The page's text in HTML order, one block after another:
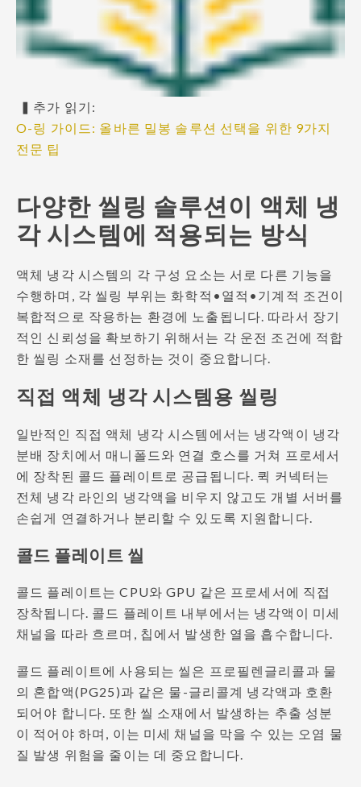
▍추가 읽기:
O-링 가이드: 올바른 밀봉 솔루션 선택을 위한 9가지
전문 팁
다양한 씰링 솔루션이 액체 냉
각 시스템에 적용되는 방식
액체 냉각 시스템의 각 구성 요소는 서로 다른 기능을
수행하며, 각 씰링 부위는 화학적•열적•기계적 조건이
복합적으로 작용하는 환경에 노출됩니다. 따라서 장기
적인 신뢰성을 확보하기 위해서는 각 운전 조건에 적합
한 씰링 소재를 선정하는 것이 중요합니다.
직접 액체 냉각 시스템용 씰링
일반적인 직접 액체 냉각 시스템에서는 냉각액이 냉각
분배 장치에서 매니폴드와 연결 호스를 거쳐 프로세서
에 장착된 콜드 플레이트로 공급됩니다. 퀵 커넥터는
전체 냉각 라인의 냉각액을 비우지 않고도 개별 서버를
손쉽게 연결하거나 분리할 수 있도록 지원합니다.
콜드 플레이트 씰
콜드 플레이트는 CPU와 GPU 같은 프로세서에 직접
장착됩니다. 콜드 플레이트 내부에서는 냉각액이 미세
채널을 따라 흐르며, 칩에서 발생한 열을 흡수합니다.
콜드 플레이트에 사용되는 씰은 프로필렌글리콜과 물
의 혼합액(PG25)과 같은 물-글리콜계 냉각액과 호환
되어야 합니다. 또한 씰 소재에서 발생하는 추출 성분
이 적어야 하며, 이는 미세 채널을 막을 수 있는 오염 물
질 발생 위험을 줄이는 데 중요합니다.